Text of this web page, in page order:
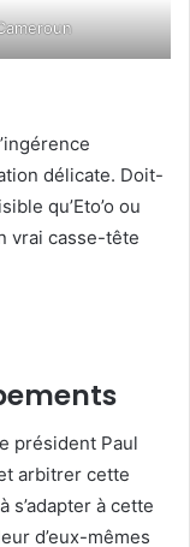
délicate. Doit-
qu’Eto’o ou
vrai casse-tête
président Paul
arbitrer cette
à cette
d’eux-mêmes